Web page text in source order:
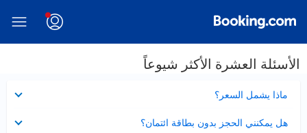
الأسئلة العشرة الأكثر شيوعاً
ماذا يشمل السعر؟
مصغر
هل يمكنني الحجز بدون بطاقة ائتمان؟
مصغر